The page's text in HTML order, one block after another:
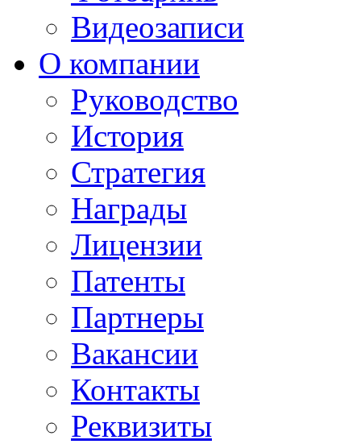
Видеозаписи
О компании
Руководство
История
Стратегия
Награды
Лицензии
Патенты
Партнеры
Вакансии
Контакты
Реквизиты